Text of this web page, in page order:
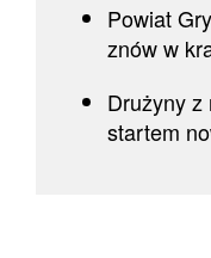
Powiat
znów w
Drużyny z
startem